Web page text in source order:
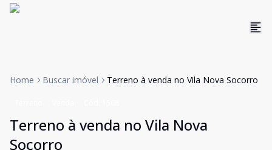
Home Buscar imóvel Terreno à venda no Vila Nova Socorro
Terreno à venda no Vila Nova
Socorro